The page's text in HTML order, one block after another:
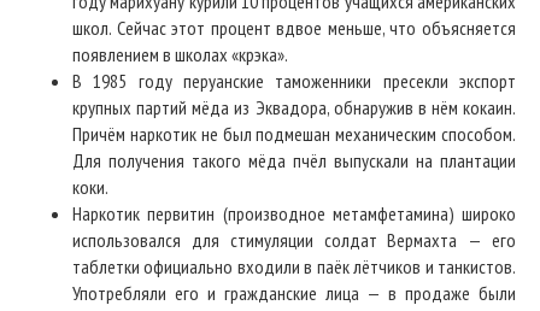
школ. Сейчас этот процент вдвое меньше, что объясняется
появлением в школах «крэка».
В 1985 году перуанские таможенники пресекли экспорт
крупных партий мёда из Эквадора, обнаружив в нём кокаин.
Причём наркотик не был подмешан механическим способом.
Для получения такого мёда пчёл выпускали на плантации
коки.
Наркотик первитин (производное метамфетамина) широко
использовался для стимуляции солдат Вермахта — его
таблетки официально входили в паёк лётчиков и танкистов.
Употребляли его и гражданские лица — в продаже были